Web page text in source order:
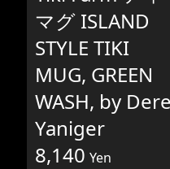
マグ ISLAND
STYLE TIKI
MUG, GREEN
WASH, by
Yaniger
8,140 Yen